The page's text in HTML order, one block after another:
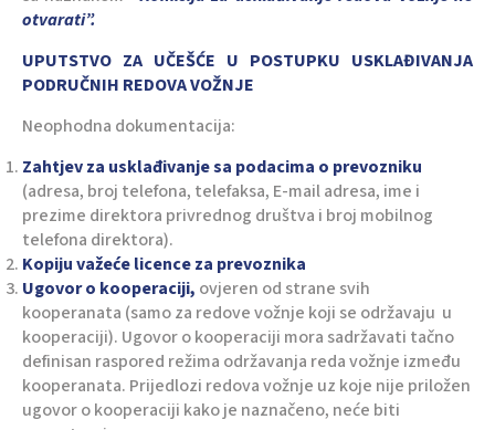
otvarati”.
UPUTSTVO ZA UČEŠĆE U POSTUPKU USKLAĐIVANJA
PODRUČNIH REDOVA VOŽNJE
Neophodna dokumentacija:
Zahtjev za usklađivanje sa podacima o prevozniku
(adresa, broj telefona, telefaksa, E-mail adresa, ime i
prezime direktora privrednog društva i broj mobilnog
telefona direktora).
Kopiju važeće licence za prevoznika
Ugovor o kooperaciji, ovjeren od strane svih
kooperanata (samo za redove vožnje koji se održavaju u
kooperaciji). Ugovor o kooperaciji mora sadržavati tačno
definisan raspored režima održavanja reda vožnje između
kooperanata. Prijedlozi redova vožnje uz koje nije priložen
ugovor o kooperaciji kako je naznačeno, neće biti